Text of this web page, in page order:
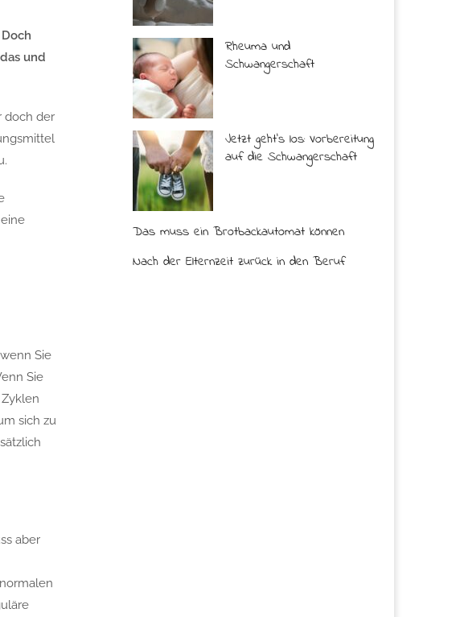
und
doch der
Sie
Sie
sich zu
aber
Rheuma und
Schwangerschaft
Jetzt geht’s los: Vorbereitung
auf die Schwangerschaft
Das muss ein Brotbackautomat können
Nach der Elternzeit zurück in den Beruf